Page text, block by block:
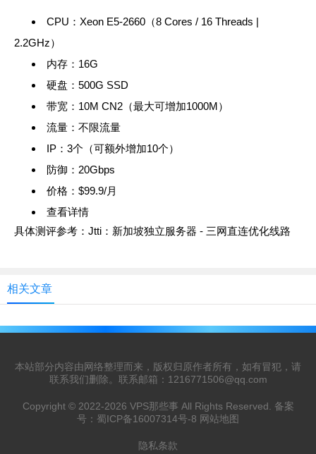
CPU：Xeon E5-2660（8 Cores / 16 Threads |
2.2GHz）
内存：16G
硬盘：500G SSD
带宽：10M CN2（最大可增加1000M）
流量：不限流量
IP：3个（可额外增加10个）
防御：20Gbps
价格：$99.9/月
查看详情
具体测评参考： Jtti：新加坡独立服务器 - 三网直连优化线路
相关文章
本站部分内容由网络整理而来，版权归原作者所有，如有冒犯，请
联系我们删除。联系邮箱： 1216771506@qq.com
Copyright © 2022-2026 VPS那些事 All Rights Reserved. 备案
号： 蜀ICP备16007314号-8 网站地图
隐私条款